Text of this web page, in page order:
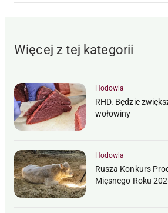
Więcej z tej kategorii
Hodowla
RHD. Będzie
wołowiny
Hodowla
Rusza Konkurs
Mięsnego Roku